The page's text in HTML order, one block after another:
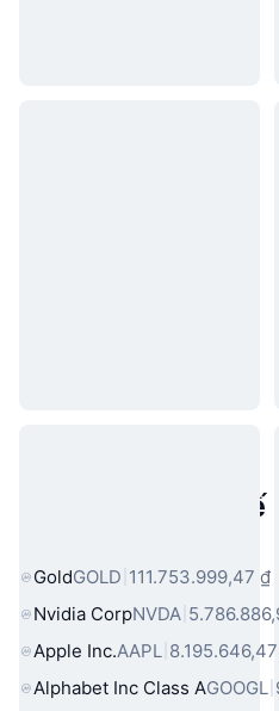
Tài sản trong thế
GoldGOLD 111.753.999,47 ₫
Nvidia CorpNVDA
Apple Inc.AAPL
Alphabet Inc Class AGOOGL